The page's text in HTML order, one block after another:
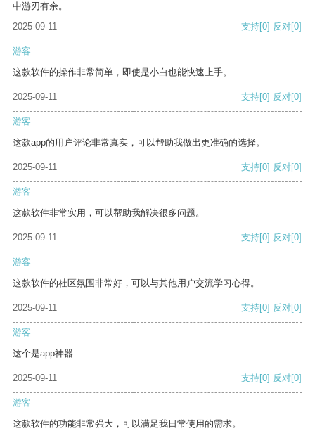
中游刃有余。
2025-09-11
支持[0] 反对[0]
游客
这款软件的操作非常简单，即使是小白也能快速上手。
2025-09-11 支持[0] 反对[0]
游客
这款app的用户评论非常真实，可以帮助我做出更准确的选择。
2025-09-11 支持[0] 反对[0]
游客
这款软件非常实用，可以帮助我解决很多问题。
2025-09-11 支持[0] 反对[0]
游客
这款软件的社区氛围非常好，可以与其他用户交流学习心得。
2025-09-11 支持[0] 反对[0]
游客
这个是app神器
2025-09-11 支持[0] 反对[0]
游客
这款软件的功能非常强大，可以满足我日常使用的需求。